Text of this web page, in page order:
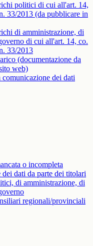
politici di cui all'art. 14,
33/2013 (da pubblicare in
di amministrazione, di
di cui all'art. 14, co.
33/2013
(documentazione da
web)
comunicazione dei dati
o incompleta
dati da parte dei titolari
di amministrazione, di
regionali/provinciali